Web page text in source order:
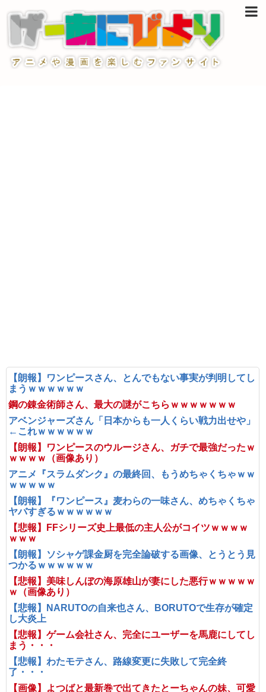
【朗報】ワンピースさん、とんでもない事実が判明してし
まうｗｗｗｗｗｗ
鋼の錬金術師さん、最大の謎がこちらｗｗｗｗｗｗｗ
アベンジャーズさん「日本からも一人くらい戦力出せや」
←これｗｗｗｗｗｗ
【朗報】ワンピースのウルージさん、ガチで最強だったｗ
ｗｗｗｗ（画像あり）
アニメ『スラムダンク』の最終回、もうめちゃくちゃｗｗ
ｗｗｗｗｗ
【朗報】『ワンピース』麦わらの一味さん、めちゃくちゃ
ヤバすぎるｗｗｗｗｗｗ
【悲報】FFシリーズ史上最低の主人公がコイツｗｗｗｗ
ｗｗｗ
【朗報】ソシャゲ課金厨を完全論破する画像、とうとう見
つかるｗｗｗｗｗｗ
【悲報】美味しんぼの海原雄山が妻にした悪行ｗｗｗｗｗ
ｗ（画像あり）
【悲報】NARUTOの自来也さん、BORUTOで生存が確定
し大炎上
【悲報】ゲーム会社さん、完全にユーザーを馬鹿にしてし
まう・・・
【悲報】わたモテさん、路線変更に失敗して完全終
了・・・
【画像】よつばと最新巻で出てきたとーちゃんの妹、可愛